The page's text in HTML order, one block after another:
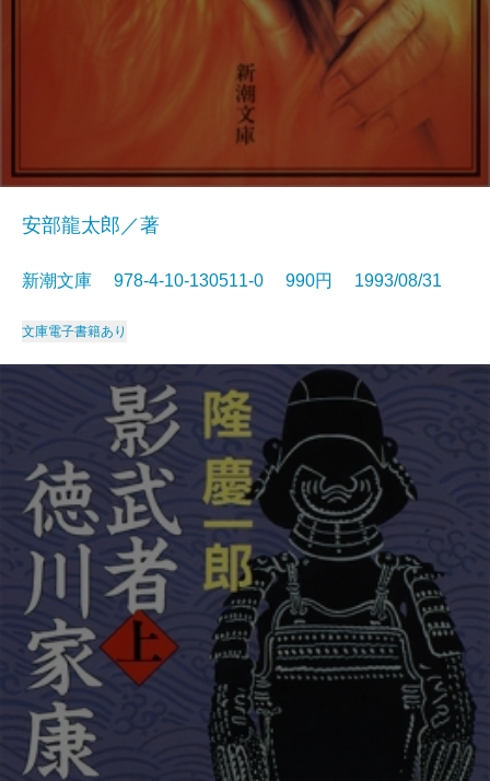
安部龍太郎／著
新潮文庫 978-4-10-130511-0 990円 1993/08/31
文庫電子書籍あり